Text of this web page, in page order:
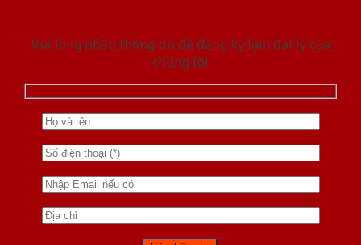
Vui lòng nhập thông tin để đăng ký làm đại lý của
chúng tôi